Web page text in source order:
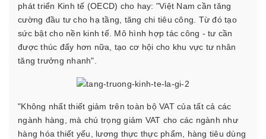
phát triển Kinh tế (OECD) cho hay: "Việt Nam cần tăng
cường đầu tư cho hạ tầng, tăng chi tiêu công. Từ đó tạo
sức bật cho nền kinh tế. Mô hình hợp tác công - tư cần
được thúc đẩy hơn nữa, tạo cơ hội cho khu vực tư nhân
tăng trưởng nhanh".
"Không nhất thiết giảm trên toàn bộ VAT của tất cả các
ngành hàng, mà chú trọng giảm VAT cho các ngành như
hàng hóa thiết yếu, lương thực thực phẩm, hàng tiêu dùng